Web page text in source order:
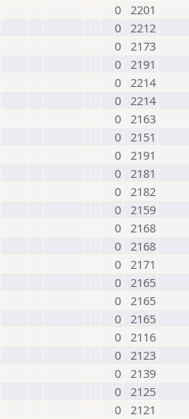
0 2201
0 2212
0 2173
0 2191
0 2214
0 2214
0 2163
0 2151
0 2191
0 2181
0 2182
0 2159
0 2168
0 2168
0 2171
0 2165
0 2165
0 2165
0 2116
0 2123
0 2139
0 2125
0 2121